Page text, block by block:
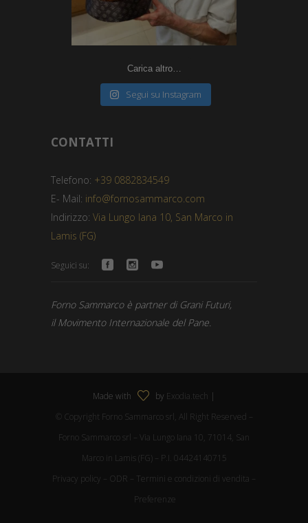
Carica altro…
Segui su Instagram
CONTATTI
Telefono: +39 0882834549
E- Mail: info@fornosammarco.com
Indirizzo: Via Lungo Iana 10, San Marco in
Lamis (FG)
Seguici su:
Forno Sammarco è partner di Grani Futuri,
il Movimento Internazionale del Pane.
Made with by Exodia.tech |
© Copyright Forno Sammarco srl, All Right Reserved –
Forno Sammarco srl – Via Lungo Iana 10, 71014, San
Marco in Lamis (FG) – P.I. 04424140715
Privacy policy
ODR Termini e condizioni di vendita
Preferenze